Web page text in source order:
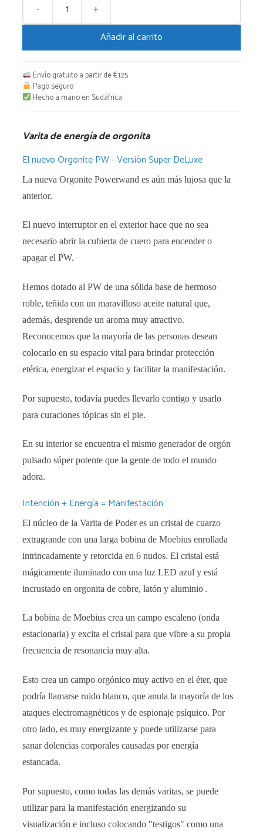
-
Varita
de
orgonita
cantidad
+
Añadir al carrito
Envío gratuito a partir de €125
Pago seguro
Hecho a mano en Sudáfrica
Varita de energía de orgonita
El nuevo Orgonite PW - Versión Super DeLuxe
La nueva Orgonite Powerwand es aún más lujosa que la
anterior.
El nuevo interruptor en el exterior hace que no sea
necesario abrir la cubierta de cuero para encender o
apagar el PW.
Hemos dotado al PW de una sólida base de hermoso
roble, teñida con un maravilloso aceite natural que,
además, desprende un aroma muy atractivo.
Reconocemos que la mayoría de las personas desean
colocarlo en su espacio vital para brindar protección
etérica, energizar el espacio y facilitar la manifestación.
Por supuesto, todavía puedes llevarlo contigo y usarlo
para curaciones tópicas sin el pie.
En su interior se encuentra el mismo generador de orgón
pulsado súper potente que la gente de todo el mundo
adora.
Intención + Energía = Manifestación
El núcleo de la Varita de Poder es un cristal de cuarzo
extragrande con una larga bobina de Moebius enrollada
intrincadamente y retorcida en 6 nudos. El cristal está
mágicamente iluminado con una luz LED azul y está
incrustado en orgonita de cobre, latón y aluminio .
La bobina de Moebius crea un campo escaleno (onda
estacionaria) y excita el cristal para que vibre a su propia
frecuencia de resonancia muy alta.
Esto crea un campo orgónico muy activo en el éter, que
podría llamarse ruido blanco, que anula la mayoría de los
ataques electromagnéticos y de espionaje psíquico. Por
otro lado, es muy energizante y puede utilizarse para
sanar dolencias corporales causadas por energía
estancada.
Por supuesto, como todas las demás varitas, se puede
utilizar para la manifestación energizando su
visualización e incluso colocando "testigos" como una